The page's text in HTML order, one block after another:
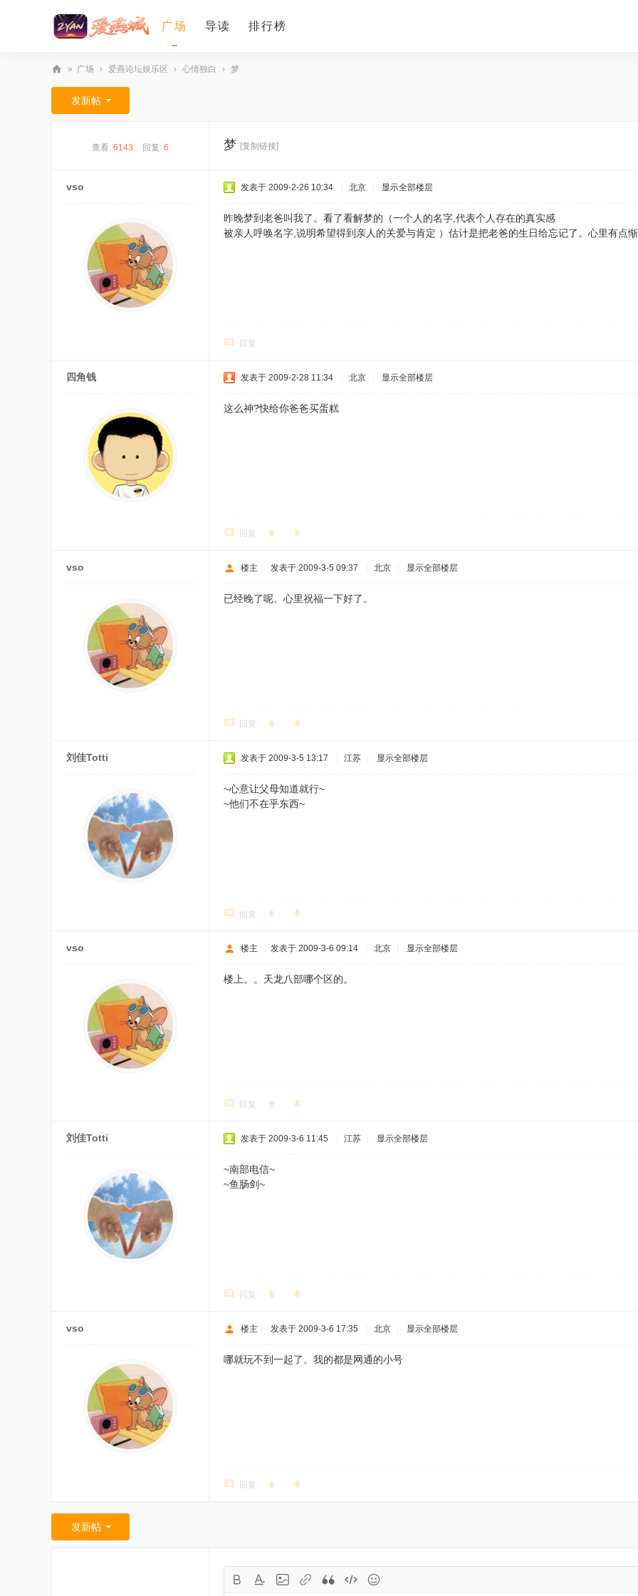
广场 导读 排行榜
爱
燕
» 广场 › 爱燕论坛娱乐区 › 心情独白 › 梦
发新帖
查看: 6143 回复: 6 梦 [复制链接]
vso 发表于 2009-2-26 10:34 北京 显示全部楼层
昨晚梦到老爸叫我了。看了看解梦的（一个人的名字,代表个人存在的真实感
被亲人呼唤名字,说明希望得到亲人的关爱与肯定 ）估计是把老爸的生日给忘记了。心里有点
回复
四角钱 发表于 2009-2-28 11:34 北京 显示全部楼层
这么神?快给你爸爸买蛋糕
回复
vso 楼主 发表于 2009-3-5 09:37 北京 显示全部楼层
已经晚了呢。心里祝福一下好了。
回复
刘佳Totti 发表于 2009-3-5 13:17 江苏 显示全部楼层
~心意让父母知道就行~
~他们不在乎东西~
回复
vso 楼主 发表于 2009-3-6 09:14 北京 显示全部楼层
楼上。。天龙八部哪个区的。
回复
刘佳Totti 发表于 2009-3-6 11:45 江苏 显示全部楼层
~南部电信~
~鱼肠剑~
回复
vso 楼主 发表于 2009-3-6 17:35 北京 显示全部楼层
哪就玩不到一起了。我的都是网通的小号
回复
发新帖